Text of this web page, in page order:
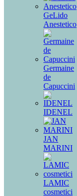
GeLido
Anestetico
Germaine
de
Capuccini
IDENEL
JAN
MARINI
LAMIC
cosmetici